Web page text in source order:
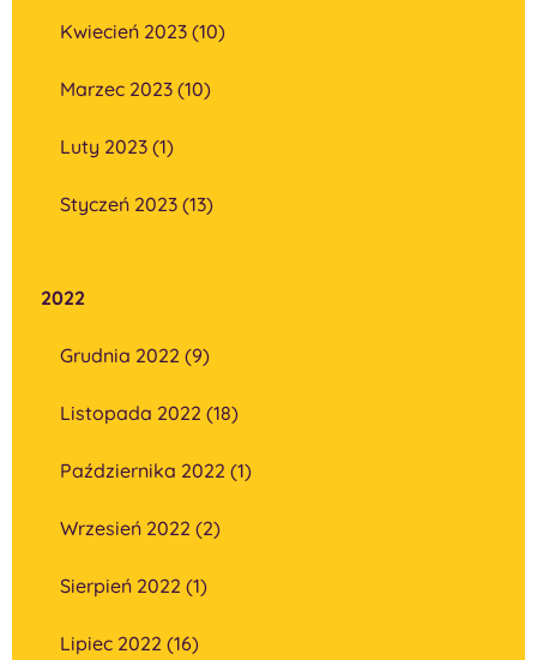
Kwiecień 2023 (10)
Marzec 2023 (10)
Luty 2023 (1)
Styczeń 2023 (13)
2022
Grudnia 2022 (9)
Listopada 2022 (18)
Października 2022 (1)
Wrzesień 2022 (2)
Sierpień 2022 (1)
Lipiec 2022 (16)